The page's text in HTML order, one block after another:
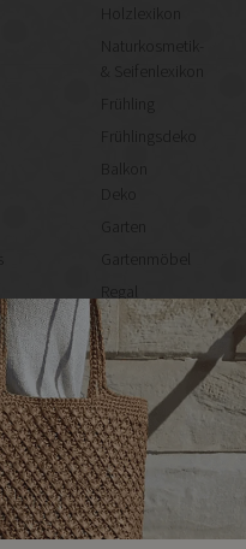
Holzlexikon
Naturkosmetik-
& Seifenlexikon
Frühling
Frühlingsdeko
Balkon
Deko
Garten
Gartenmöbel
Regal
selber
machen
Heimwerken
Renovieren
DIY
GESCHÄFTE
Bastelbedarf
Stoffgeschäfte